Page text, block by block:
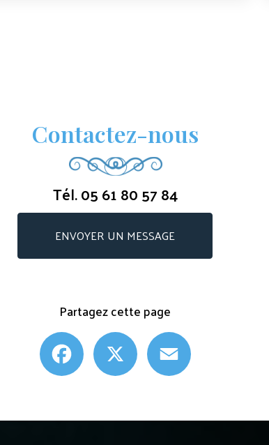
Contactez-nous
Tél.05 61 80 57 84
ENVOYER UN MESSAGE
Partagez cette page
Facebook